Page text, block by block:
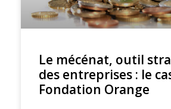
Le mécénat, outil
des entreprises : le
Fondation Orange